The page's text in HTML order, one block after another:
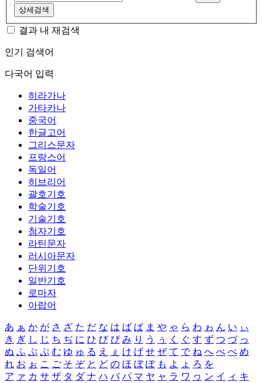
상세검색
결과 내 재검색
인기 검색어
다국어 입력
히라가나
가타카나
중국어
한글고어
그리스문자
프랑스어
독일어
히브리어
괄호기호
학술기호
기술기호
첨자기호
라틴문자
러시아문자
단위기호
일반기호
로마자
아랍어
あ ぁ か が さ ざ た だ な は ば ぱ ま や ゃ ら わ ゎ ん い ぃ
き ぎ し じ ち ぢ に ひ び ぴ み り う ぅ く ぐ す ず つ づ っ
ぬ ふ ぶ ぷ む ゆ ゅ る え ぇ け げ せ ぜ て で ね へ べ ぺ め
れ お ぉ こ ご そ ぞ と ど の ほ ぼ ぽ も よ ょ ろ を
ア ァ カ サ ザ タ ダ ナ ハ バ パ マ ヤ ャ ラ ワ ヮ ン イ ィ キ